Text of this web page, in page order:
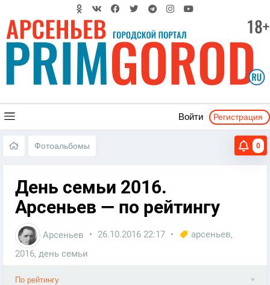
Войти Регистрация
Фотоальбомы 0
День семьи 2016.
Арсеньев — по рейтингу
Арсеньев 26.10.2016 22:17 арсеньев,
2016, день семьи
По рейтингу